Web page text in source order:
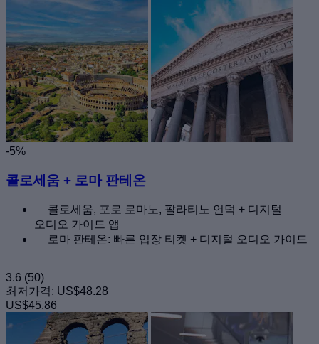
-5%
콜로세움 + 로마 판테온
콜로세움, 포로 로마노, 팔라티노 언덕 + 디지털
오디오 가이드 앱
로마 판테온: 빠른 입장 티켓 + 디지털 오디오 가이드
3.6 (50)
최저가격: US$48.28
US$45.86